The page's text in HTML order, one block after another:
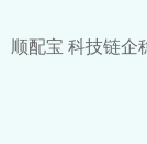
顺配宝 科技链企